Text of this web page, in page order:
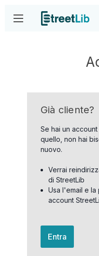
Già cliente?
Se hai un
quello, non hai
nuovo.
Verrai
di StreetLib
Usa l'email e
account
Entra